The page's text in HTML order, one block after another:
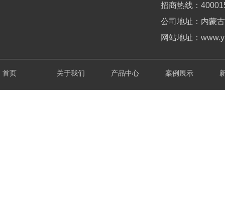
首页 关于我们 产品中心 案例展示
招商热线： 40
公司地址：内蒙
网站地址：